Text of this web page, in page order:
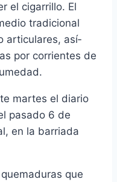
el cigarrillo. El
tradicional
articulares, así­
por corrientes de
martes el diario
pasado 6 de
en la barriada
que